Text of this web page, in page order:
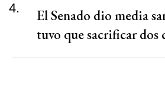
4.
El Senado dio media
tuvo que sacrificar dos